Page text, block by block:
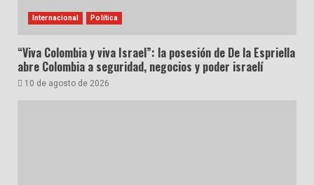
Internacional Política
“Viva Colombia y viva Israel”: la posesión de De la Espriella
abre Colombia a seguridad, negocios y poder israelí
10 de agosto de 2026